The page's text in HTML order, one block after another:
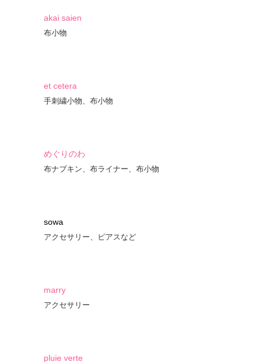
akai saien
布小物
et cetera
手刺繍小物、布小物
めぐりのわ
布ナプキン、布ライナー、布小物
sowa
アクセサリー、ピアスなど
marry
アクセサリー
pluie verte